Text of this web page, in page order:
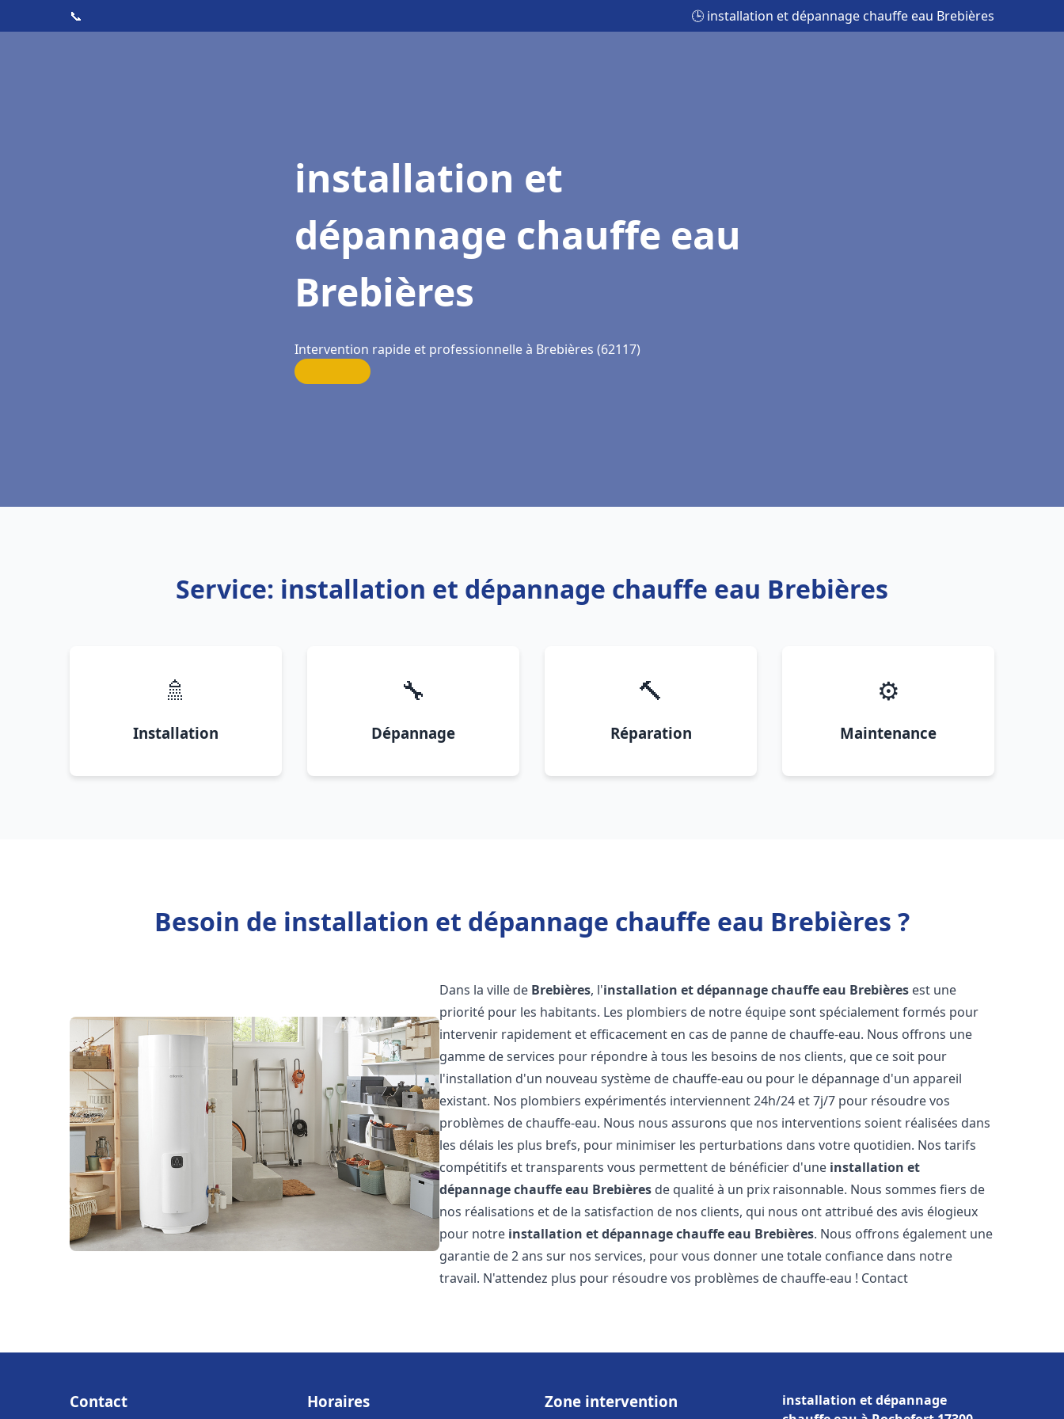
📞 🕒 installation et dépannage chauffe eau Brebières
installation et
dépannage chauffe eau
Brebières
Intervention rapide et professionnelle à Brebières (62117)
Service: installation et dépannage chauffe eau Brebières
🚿
Installation
🔧
Dépannage
🔨
Réparation
⚙️
Maintenance
Besoin de installation et dépannage chauffe eau Brebières ?
Dans la ville de Brebières, l'installation et dépannage chauffe eau Brebières est une
priorité pour les habitants. Les plombiers de notre équipe sont spécialement formés pour
intervenir rapidement et efficacement en cas de panne de chauffe-eau. Nous offrons une
gamme de services pour répondre à tous les besoins de nos clients, que ce soit pour
l'installation d'un nouveau système de chauffe-eau ou pour le dépannage d'un appareil
existant. Nos plombiers expérimentés interviennent 24h/24 et 7j/7 pour résoudre vos
problèmes de chauffe-eau. Nous nous assurons que nos interventions soient réalisées dans
les délais les plus brefs, pour minimiser les perturbations dans votre quotidien. Nos tarifs
compétitifs et transparents vous permettent de bénéficier d'une installation et
dépannage chauffe eau Brebières de qualité à un prix raisonnable. Nous sommes fiers de
nos réalisations et de la satisfaction de nos clients, qui nous ont attribué des avis élogieux
pour notre installation et dépannage chauffe eau Brebières. Nous offrons également une
garantie de 2 ans sur nos services, pour vous donner une totale confiance dans notre
travail. N'attendez plus pour résoudre vos problèmes de chauffe-eau ! Contact
Contact Horaires Zone intervention
installation et dépannage